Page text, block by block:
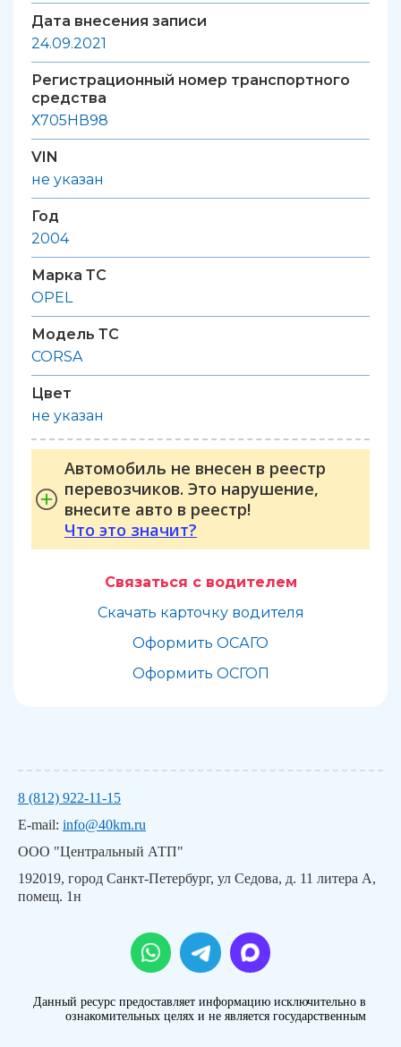
Дата внесения записи
24.09.2021
Регистрационный номер транспортного
средства
Х705НВ98
VIN
не указан
Год
2004
Марка ТС
OPEL
Модель ТС
CORSA
Цвет
не указан
Автомобиль не внесен в реестр
перевозчиков. Это нарушение,
внесите авто в реестр!
Что это значит?
Связаться с водителем
Скачать карточку водителя
Оформить ОСАГО
Оформить ОСГОП
8 (812) 922-11-15
E-mail: info@40km.ru
ООО "Центральный АТП"
192019, город Санкт-Петербург, ул Седова, д. 11 литера А,
помещ. 1н
Данный ресурс предоставляет информацию исключительно в
ознакомительных целях и не является государственным